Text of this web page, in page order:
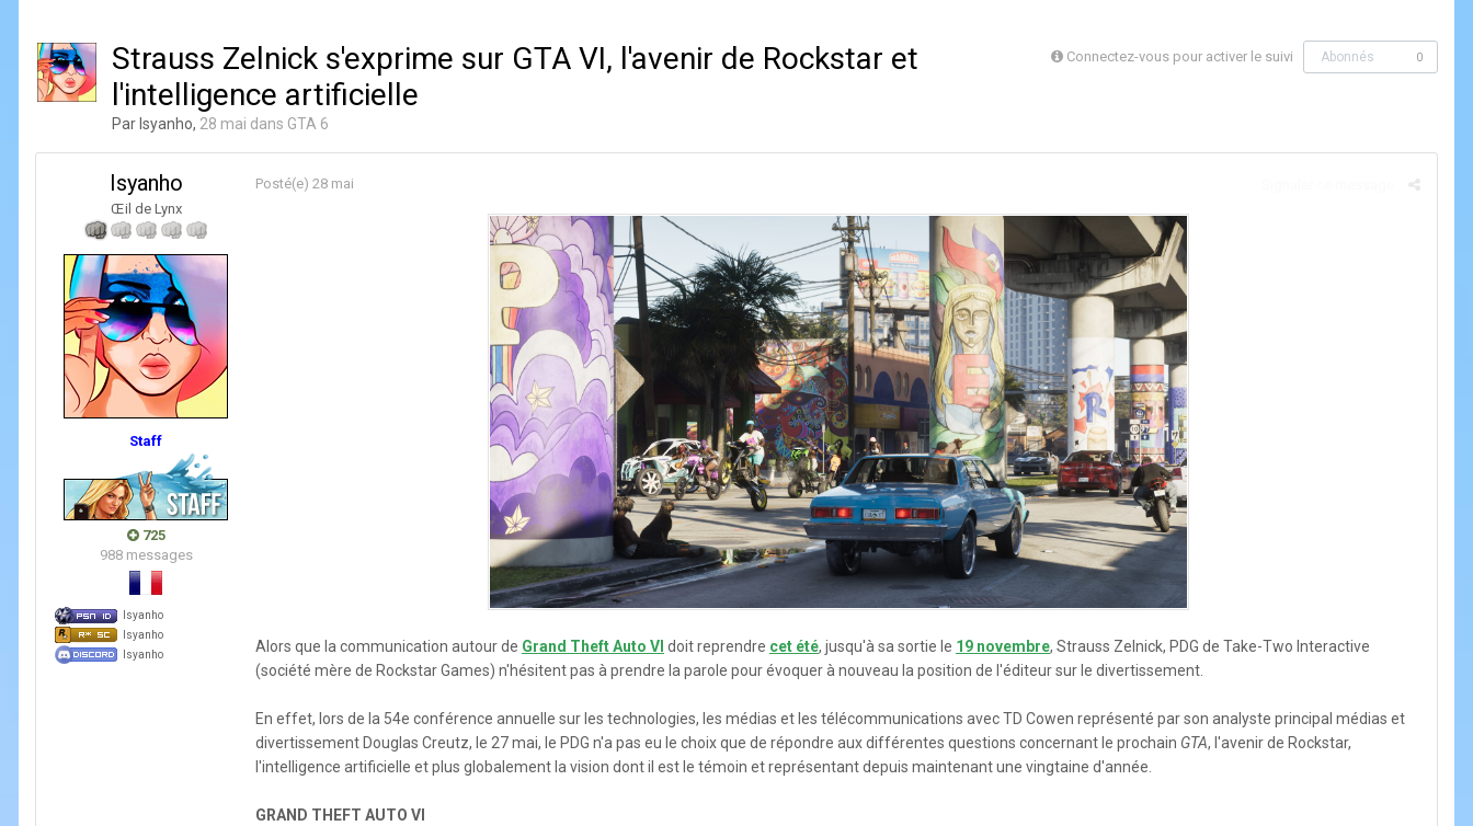
Connectez-vous pour activer le suivi Abonnés 0
Strauss Zelnick s'exprime sur GTA VI, l'avenir de Rockstar et
l'intelligence artificielle
Par Isyanho, 28 mai dans GTA 6
Isyanho
Œil de Lynx
Staff
725
988 messages
Isyanho
Isyanho
Isyanho
Posté(e) 28 mai
Alors que la communication autour de Grand Theft Auto VI doit reprendre cet été, jusqu'à sa sortie le 19 novembre, Strauss Zelnick, PDG de Take-Two Interactive
(société mère de Rockstar Games) n'hésitent pas à prendre la parole pour évoquer à nouveau la position de l'éditeur sur le divertissement.
En effet, lors de la 54e conférence annuelle sur les technologies, les médias et les télécommunications avec TD Cowen représenté par son analyste principal médias et
divertissement Douglas Creutz, le 27 mai, le PDG n'a pas eu le choix que de répondre aux différentes questions concernant le prochain GTA, l'avenir de Rockstar,
l'intelligence artificielle et plus globalement la vision dont il est le témoin et représentant depuis maintenant une vingtaine d'année.
GRAND THEFT AUTO VI